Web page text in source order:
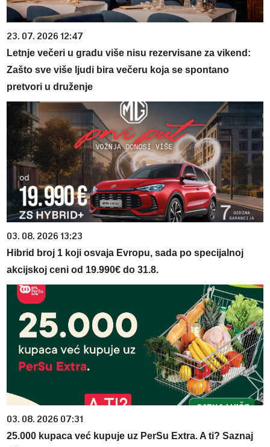
23. 07. 2026 12:47
Letnje večeri u gradu više nisu rezervisane za vikend:
Zašto sve više ljudi bira večeru koja se spontano
pretvori u druženje
03. 08. 2026 13:23
Hibrid broj 1 koji osvaja Evropu, sada po specijalnoj
akcijskoj ceni od 19.990€ do 31.8.
03. 08. 2026 07:31
25.000 kupaca već kupuje uz PerSu Extra. A ti? Saznaj